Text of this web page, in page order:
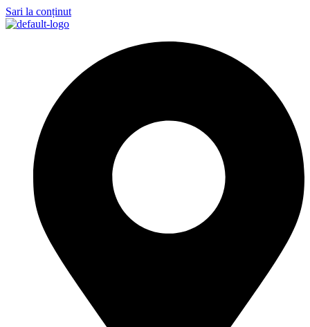
Sari la conținut